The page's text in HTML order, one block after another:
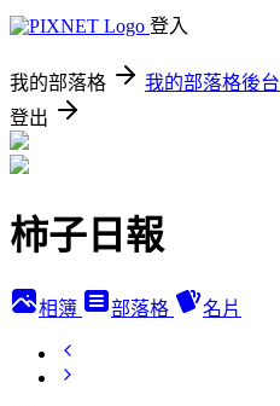
登入
我的部落格 我的部落格後台
登出
柿子日報
相簿 部落格 名片